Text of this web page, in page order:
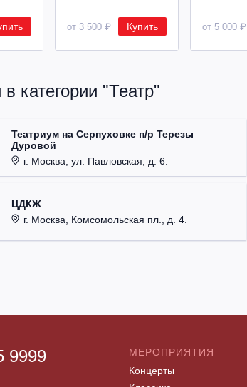
от 3 500 ₽ Купить от 5 000 ₽
категории "Театр"
Театриум на Серпуховке п/р Терезы
Дуровой
г. Москва, ул. Павловская, д. 6.
ЦДКЖ
г. Москва, Комсомольская пл., д. 4.
9999
МЕРОПРИЯТИЯ
Концерты